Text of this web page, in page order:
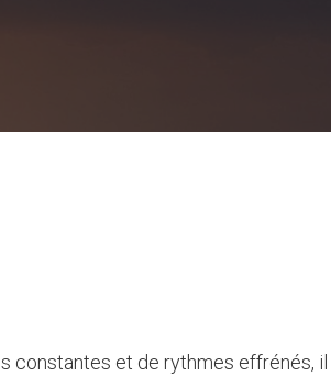
constantes et de rythmes effrénés,